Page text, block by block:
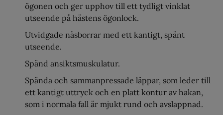
ögonen och ger upphov till ett tydligt vinklat
utseende på hästens ögonlock.
Utvidgade näsborrar med ett kantigt, spänt
utseende.
Spänd ansiktsmuskulatur.
Spända och sammanpressade läppar, som leder till
ett kantigt uttryck och en platt kontur av hakan,
som i normala fall är mjukt rund och avslappnad.